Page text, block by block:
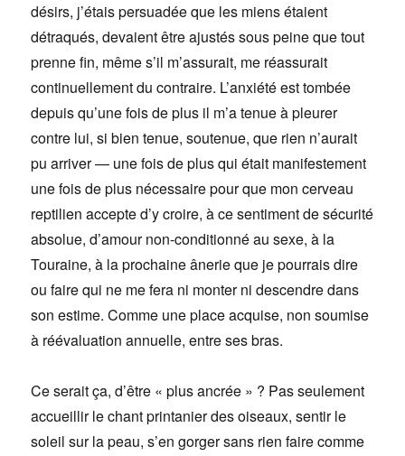
désirs, j’étais persuadée que les miens étaient
détraqués, devaient être ajustés sous peine que tout
prenne fin, même s’il m’assurait, me réassurait
continuellement du contraire. L’anxiété est tombée
depuis qu’une fois de plus il m’a tenue à pleurer
contre lui, si bien tenue, soutenue, que rien n’aurait
pu arriver — une fois de plus qui était manifestement
une fois de plus nécessaire pour que mon cerveau
reptilien accepte d’y croire, à ce sentiment de sécurité
absolue, d’amour non-conditionné au sexe, à la
Touraine, à la prochaine ânerie que je pourrais dire
ou faire qui ne me fera ni monter ni descendre dans
son estime. Comme une place acquise, non soumise
à réévaluation annuelle, entre ses bras.
Ce serait ça, d’être « plus ancrée » ? Pas seulement
accueillir le chant printanier des oiseaux, sentir le
soleil sur la peau, s’en gorger sans rien faire comme